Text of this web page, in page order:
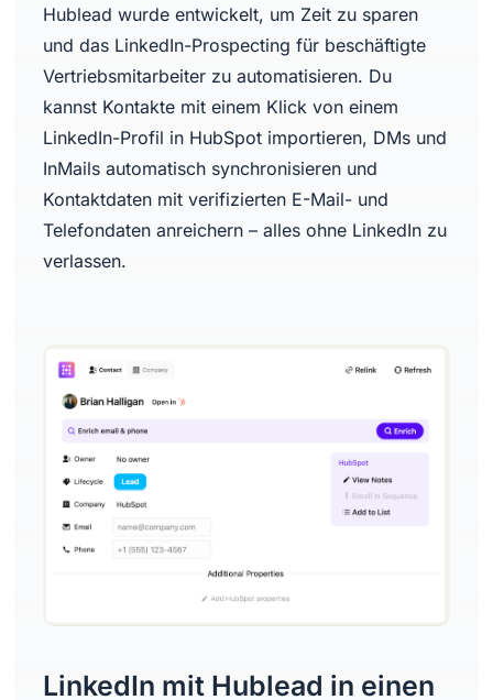
Hublead wurde entwickelt, um Zeit zu sparen
und das LinkedIn-Prospecting für beschäftigte
Vertriebsmitarbeiter zu automatisieren. Du
kannst Kontakte mit einem Klick von einem
LinkedIn-Profil in HubSpot importieren, DMs und
InMails automatisch synchronisieren und
Kontaktdaten mit verifizierten E-Mail- und
Telefondaten anreichern – alles ohne LinkedIn zu
verlassen.
LinkedIn mit Hublead in einen